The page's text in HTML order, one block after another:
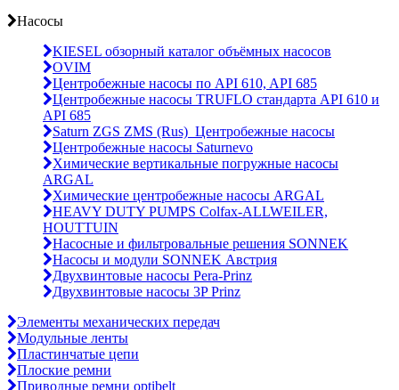
Насосы
KIESEL обзорный каталог объёмных насосов
OVIM
Центробежные насосы по API 610, API 685
Центробежные насосы TRUFLO стандарта API 610 и
API 685
Saturn ZGS ZMS (Rus)_Центробежные насосы
Центробежные насосы Saturnevo
Химические вертикальные погружные насосы
ARGAL
Химические центробежные насосы ARGAL
HEAVY DUTY PUMPS Colfax-ALLWEILER,
HOUTTUIN
Насосные и фильтровальные решения SONNEK
Насосы и модули SONNEK Австрия
Двухвинтовые насосы Pera-Prinz
Двухвинтовые насосы 3P Prinz
Элементы механических передач
Модульные ленты
Пластинчатые цепи
Плоские ремни
Приводные ремни optibelt